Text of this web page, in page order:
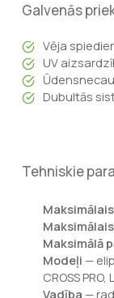
Galvenās
Vēja
UV
Dubultās
Tehniskie
Maksimālā
Modeļi —
CROSS PRO,
Vadība —